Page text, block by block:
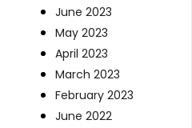
June 2023
May 2023
April 2023
March 2023
February 2023
June 2022